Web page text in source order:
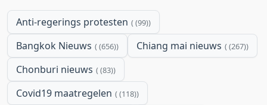
Anti-regerings protesten (99)
Bangkok Nieuws (656) Chiang mai nieuws (267)
Chonburi nieuws (83)
Covid19 maatregelen (118)